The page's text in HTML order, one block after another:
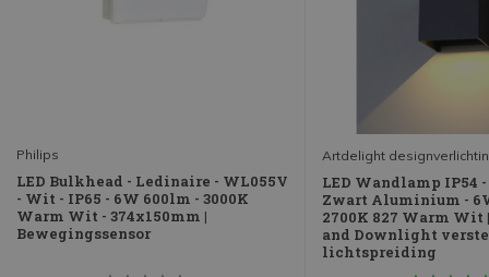
Philips
LED Bulkhead - Ledinaire - WL055V
- Wit - IP65 - 6W 600lm - 3000K
Warm Wit - 374x150mm |
Bewegingssensor
Artdelight
LED Wandlamp IP54 -
Zwart Aluminium -
2700K 827 Warm Wit
and Downlight
lichtspreiding